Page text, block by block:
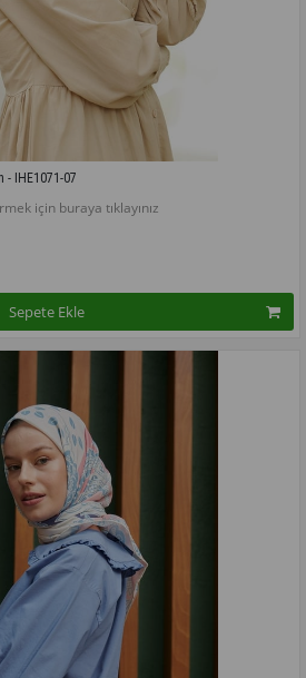
- IHE1071-07
için buraya tıklayınız
Sepete Ekle